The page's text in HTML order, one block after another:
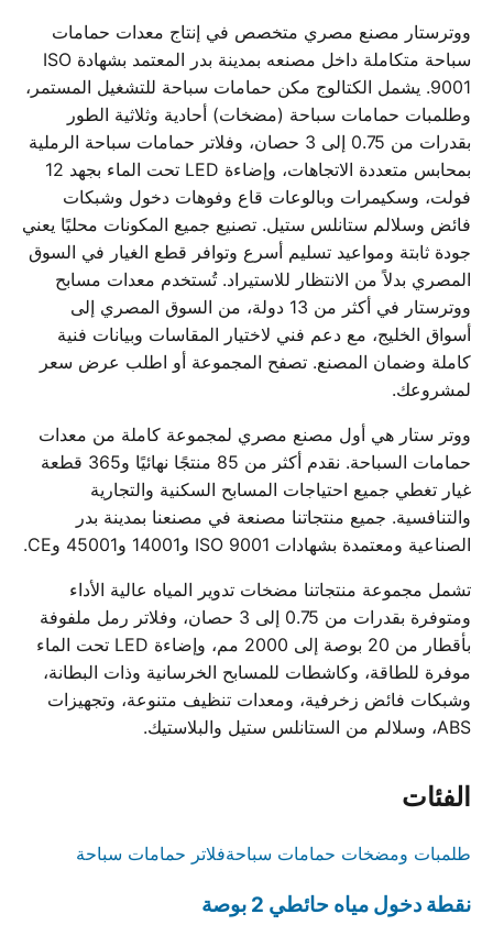
ووترستار مصنع مصري متخصص في إنتاج معدات حمامات
سباحة متكاملة داخل مصنعه بمدينة بدر المعتمد بشهادة ISO
9001. يشمل الكتالوج مكن حمامات سباحة للتشغيل المستمر،
وطلمبات حمامات سباحة (مضخات) أحادية وثلاثية الطور
بقدرات من 0.75 إلى 3 حصان، وفلاتر حمامات سباحة الرملية
بمحابس متعددة الاتجاهات، وإضاءة LED تحت الماء بجهد 12
فولت، وسكيمرات وبالوعات قاع وفوهات دخول وشبكات
فائض وسلالم ستانلس ستيل. تصنيع جميع المكونات محليًا يعني
جودة ثابتة ومواعيد تسليم أسرع وتوافر قطع الغيار في السوق
المصري بدلاً من الانتظار للاستيراد. تُستخدم معدات مسابح
ووترستار في أكثر من 13 دولة، من السوق المصري إلى
أسواق الخليج، مع دعم فني لاختيار المقاسات وبيانات فنية
كاملة وضمان المصنع. تصفح المجموعة أو اطلب عرض سعر
لمشروعك.
ووتر ستار هي أول مصنع مصري لمجموعة كاملة من معدات
حمامات السباحة. نقدم أكثر من 85 منتجًا نهائيًا و365 قطعة
غيار تغطي جميع احتياجات المسابح السكنية والتجارية
والتنافسية. جميع منتجاتنا مصنعة في مصنعنا بمدينة بدر
الصناعية ومعتمدة بشهادات ISO 9001 و14001 و45001 وCE.
تشمل مجموعة منتجاتنا مضخات تدوير المياه عالية الأداء
ومتوفرة بقدرات من 0.75 إلى 3 حصان، وفلاتر رمل ملفوفة
بأقطار من 20 بوصة إلى 2000 مم، وإضاءة LED تحت الماء
موفرة للطاقة، وكاشطات للمسابح الخرسانية وذات البطانة،
وشبكات فائض زخرفية، ومعدات تنظيف متنوعة، وتجهيزات
ABS، وسلالم من الستانلس ستيل والبلاستيك.
الفئات
طلمبات ومضخات حمامات سباحةفلاتر حمامات سباحة
نقطة دخول مياه حائطي 2 بوصة